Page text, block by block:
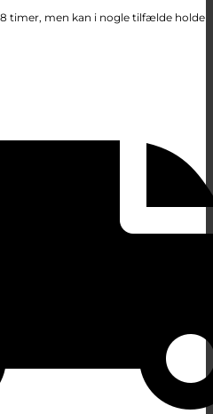
timer, men kan i nogle tilfælde holde